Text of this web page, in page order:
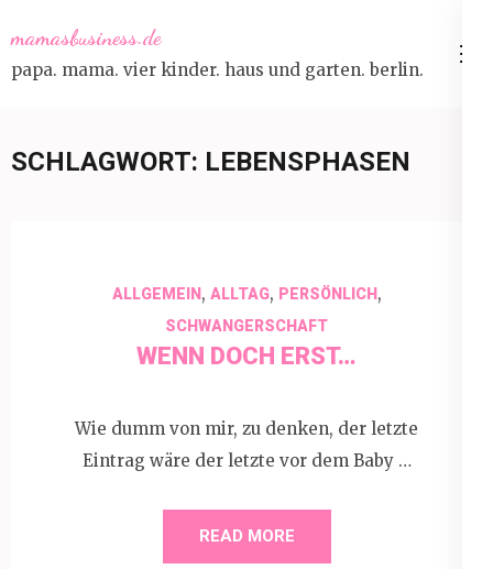
to
content
mamasbusiness.de
papa. mama. vier kinder. haus und garten. berlin.
SCHLAGWORT: LEBENSPHASEN
ALLGEMEIN, ALLTAG, PERSÖNLICH,
SCHWANGERSCHAFT
WENN DOCH ERST…
Wie dumm von mir, zu denken, der letzte
Eintrag wäre der letzte vor dem Baby …
READ MORE